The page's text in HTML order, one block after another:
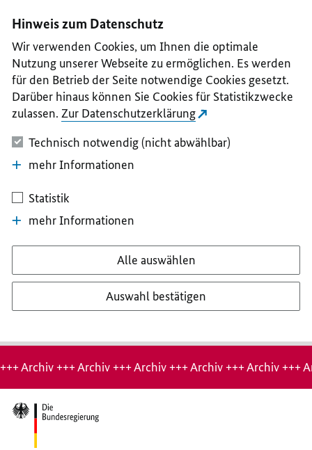
II
III
IV
V
Hinweis zum Datenschutz
Wir verwenden Cookies, um Ihnen die optimale
Nutzung unserer Webseite zu ermöglichen. Es werden
für den Betrieb der Seite notwendige Cookies gesetzt.
Darüber hinaus können Sie Cookies für Statistikzwecke
zulassen. Zur Datenschutzerklärung
Technisch notwendig (nicht abwählbar)
mehr Informationen
Statistik
mehr Informationen
Alle auswählen
Auswahl bestätigen
Hinweis:
Archiv-
Seite
+++ Archiv +++ Archiv +++ Archiv +++ Archiv +++ Archiv +++